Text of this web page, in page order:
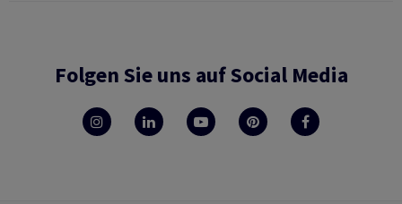
Folgen Sie uns auf Social Media